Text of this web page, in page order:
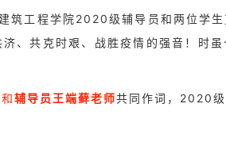
筑工程学院2020级辅导员和两位学
、共克时艰、战胜疫情的强音！时
和辅导员王端藓老师共同作词，2020级